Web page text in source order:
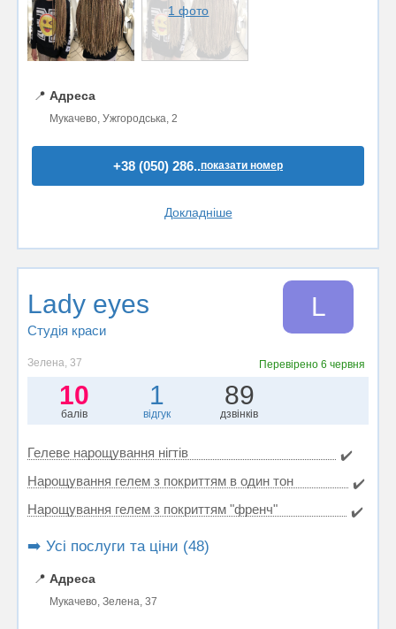
1 фото
📍 Адреса
Мукачево, Ужгородська, 2
+38 (050) 286..показати номер
Докладніше
Lady eyes
Студія краси
L
Зелена, 37 Перевірено 6 червня
10
балів
1
відгук
89
дзвінків
Гелеве нарощування нігтів
✔️
Нарощування гелем з покриттям в один тон
✔️
Нарощування гелем з покриттям "френч"
✔️
➡️ Усі послуги та ціни (48)
📍 Адреса
Мукачево, Зелена, 37